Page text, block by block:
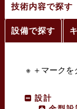
技術内容で探す
設備で探す
※ ＋マークを
設計